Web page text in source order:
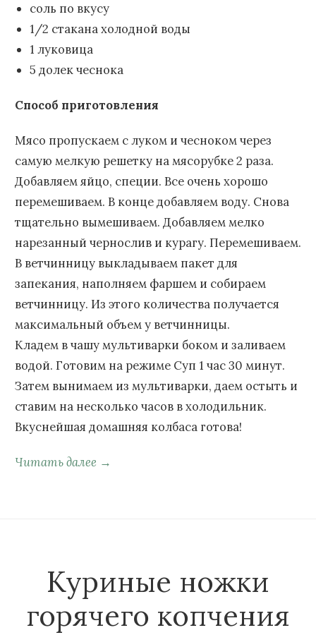
соль по вкусу
1/2 стакана холодной воды
1 луковица
5 долек чеснока
Способ приготовления
Мясо пропускаем с луком и чесноком через
самую мелкую решетку на мясорубке 2 раза.
Добавляем яйцо, специи. Все очень хорошо
перемешиваем. В конце добавляем воду. Снова
тщательно вымешиваем. Добавляем мелко
нарезанный чернослив и курагу. Перемешиваем.
В ветчинницу выкладываем пакет для
запекания, наполняем фаршем и собираем
ветчинницу. Из этого количества получается
максимальный объем у ветчинницы.
Кладем в чашу мультиварки боком и заливаем
водой. Готовим на режиме Суп 1 час 30 минут.
Затем вынимаем из мультиварки, даем остыть и
ставим на несколько часов в холодильник.
Вкуснейшая домашняя колбаса готова!
Читать далее →
Куриные ножки
горячего копчения